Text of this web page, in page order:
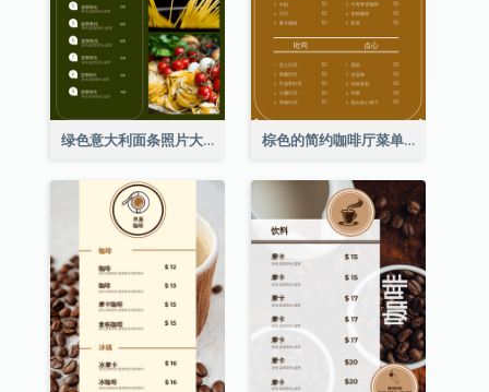
绿色意大利面条照片大餐厅菜单 棕色的简约咖啡厅菜单